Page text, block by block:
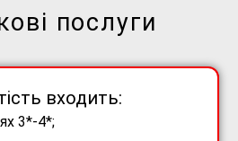
));
у Львів
послуги
входить:
3*-4*;